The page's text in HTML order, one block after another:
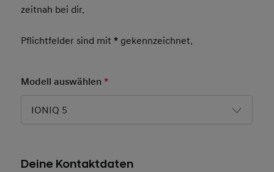
zeitnah bei dir.
Pflichtfelder sind mit* gekennzeichnet.
Modell auswählen*
IONIQ 5
Deine Kontaktdaten